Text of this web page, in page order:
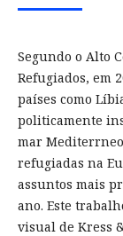
Segundo o Alto
Refugiados, em
países como
politicamente
mar
refugiadas na
assuntos mais
ano. Este
visual de Kress